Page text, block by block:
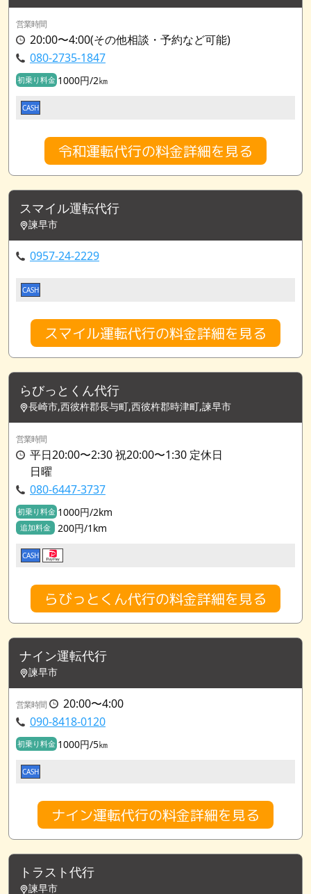
営業時間
20:00〜4:00(その他相談・予約など可能)
080-2735-1847
初乗り料金 1000円/2㎞
CASH
令和運転代行の料金詳細を見る
スマイル運転代行
諫早市
0957-24-2229
CASH
スマイル運転代行の料金詳細を見る
らびっとくん代行
長崎市,西彼杵郡長与町,西彼杵郡時津町,諫早市
営業時間
平日20:00〜2:30 祝20:00〜1:30 定休日
日曜
080-6447-3737
初乗り料金 1000円/2km
追加料金 200円/1km
CASH
らびっとくん代行の料金詳細を見る
ナイン運転代行
諫早市
営業時間
20:00〜4:00
090-8418-0120
初乗り料金 1000円/5㎞
CASH
ナイン運転代行の料金詳細を見る
トラスト代行
諫早市